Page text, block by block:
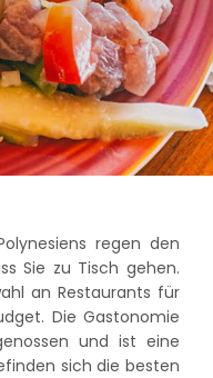
regen den
Sie zu Tisch gehen.
an Restaurants für
Die Gastonomie
und ist eine
sich die besten